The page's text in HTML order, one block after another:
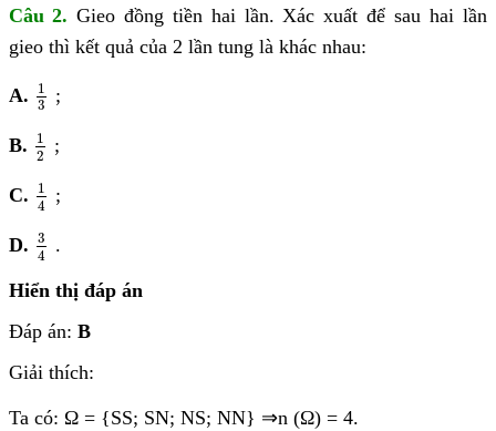
Câu 2. Gieo đồng tiền hai lần. Xác xuất để sau hai lần
gieo thì kết quả của 2 lần tung là khác nhau:
A.
1
3
1
;
B.
1
2
1
;
C.
1
4
1
;
D. 3
4
3
.
Hiển thị đáp án
Đáp án: B
Giải thích:
Ta có: Ω = {SS; SN; NS; NN} ⇒n (Ω) = 4.